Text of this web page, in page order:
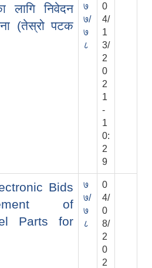
लागि निवेदन
(तेस्रो पटक
७
७/
७
८
0
4/
1
3/
2
0
2
1
-
1
0:
2
9
Bids
of
Parts for
७
७/
७
८
0
4/
0
8/
2
0
2